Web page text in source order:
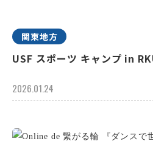
関東地方
USF スポーツ キャンプ in
2026.01.24